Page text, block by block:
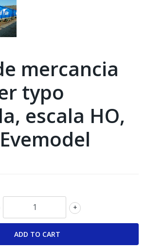
mercancia
typo
escala HO,
+